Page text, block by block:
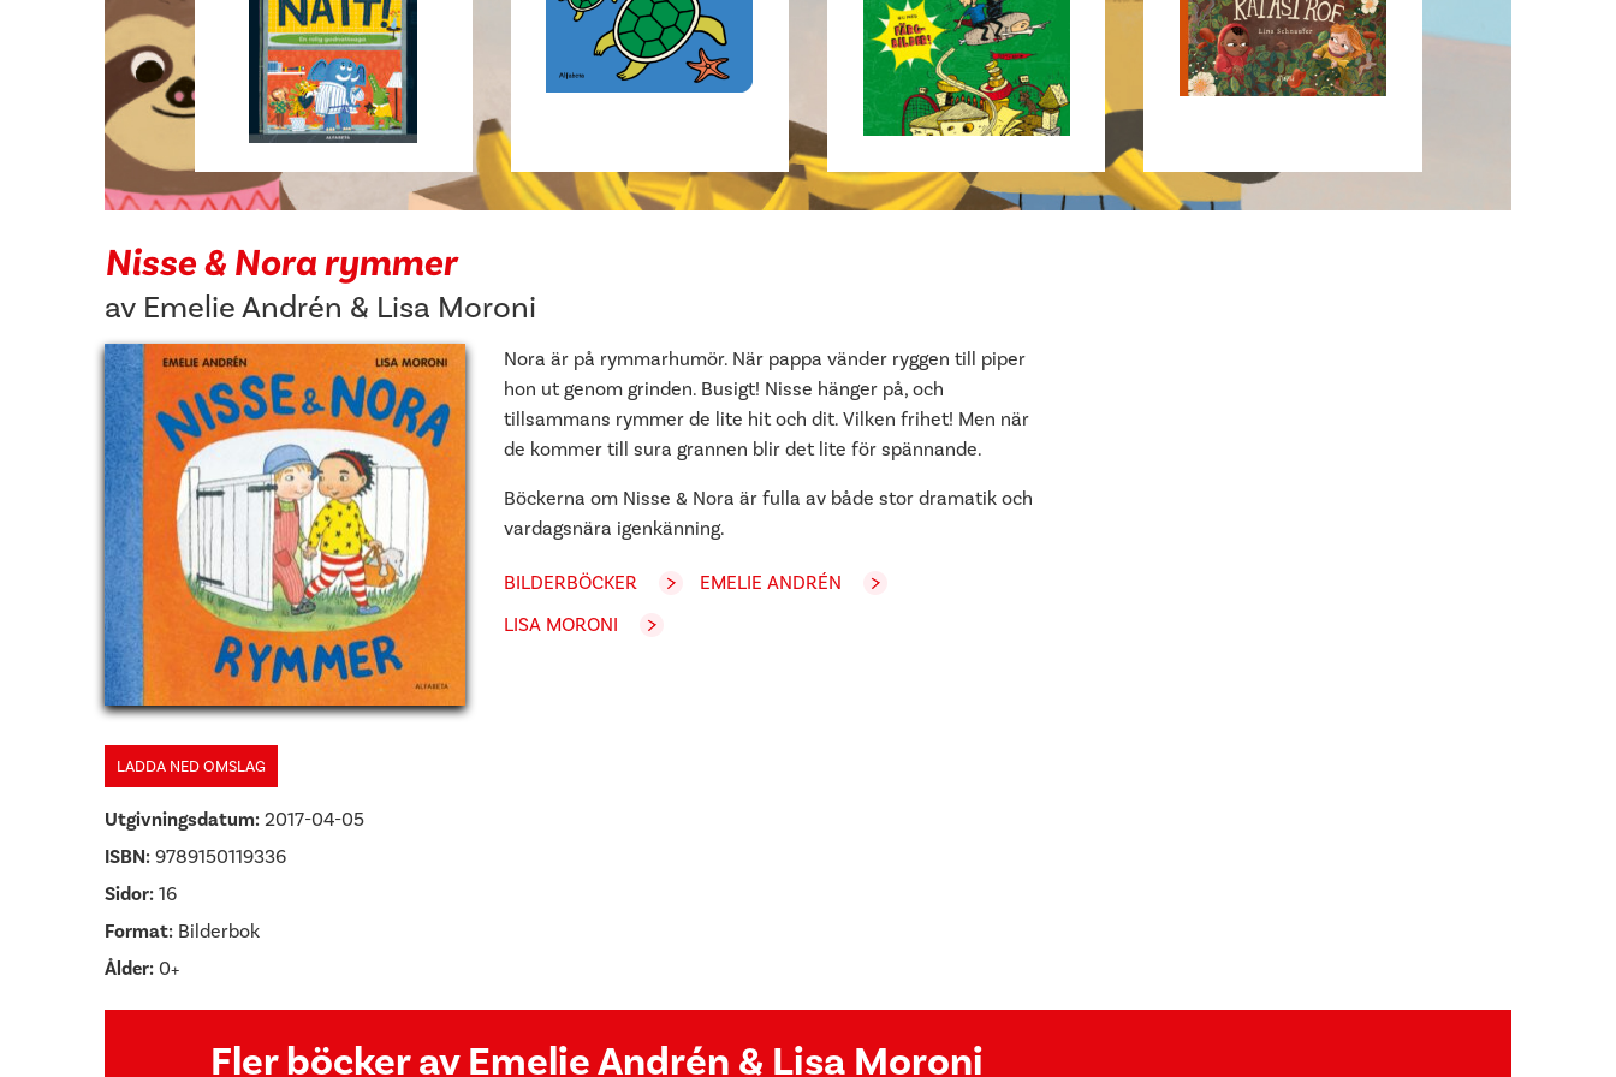
Nisse & Nora rymmer
av Emelie Andrén & Lisa Moroni
LADDA NED OMSLAG
Utgivningsdatum: 2017-04-05
ISBN: 9789150119336
Sidor: 16
Format: Bilderbok
Ålder: 0+
Nora är på rymmarhumör. När pappa vänder ryggen till piper
hon ut genom grinden. Busigt! Nisse hänger på, och
tillsammans rymmer de lite hit och dit. Vilken frihet! Men när
de kommer till sura grannen blir det lite för spännande.
Böckerna om Nisse & Nora är fulla av både stor dramatik och
vardagsnära igenkänning.
BILDERBÖCKER
EMELIE ANDRÉN
LISA MORONI
Fler böcker av Emelie Andrén & Lisa Moroni